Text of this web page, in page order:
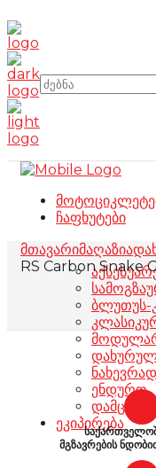
ჩაფხუტები
ბლუთუს-
ენდურო
დამცავი
ეკიპირება
მთავარიმაღაზია
RS Carbon Snake
მგზავრების